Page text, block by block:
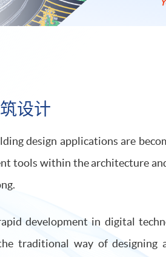
设计
design applications are
tools within the architecture
development in digital
traditional way of designing